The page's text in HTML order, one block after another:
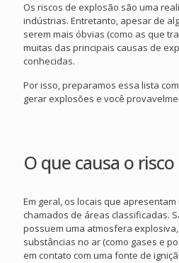
Os riscos de explosão são uma
indústrias. Entretanto, apesar de
serem mais óbvias (como as que
muitas das principais causas de
conhecidas.
Por isso, preparamos essa lista
gerar explosões e você
O que causa o
Em geral, os locais que
chamados de áreas classificadas.
possuem uma atmosfera
substâncias no ar (como gases e
em contato com uma fonte de